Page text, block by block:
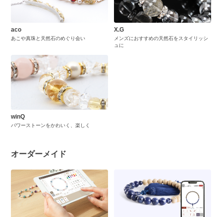
aco
あこや真珠と天然石のめぐり会い
X.G
メンズにおすすめの天然石をスタイリッシ
ュに
winQ
パワーストーンをかわいく、楽しく
オーダーメイド